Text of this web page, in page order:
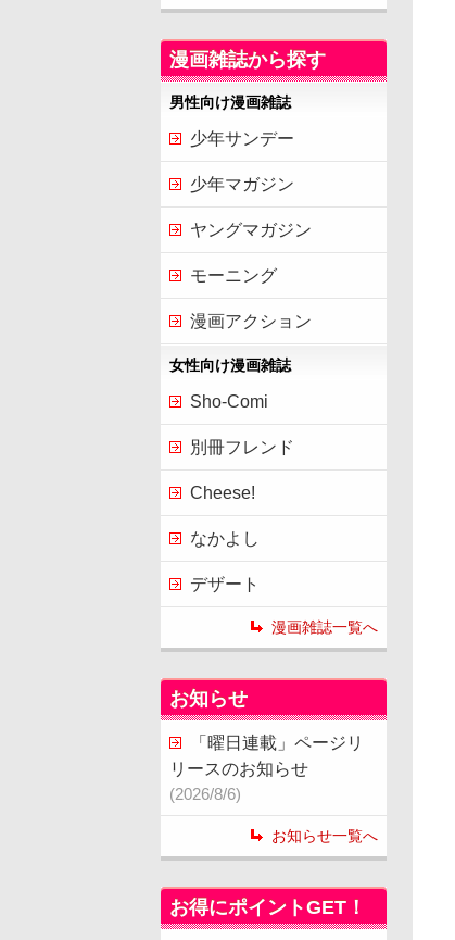
漫画雑誌から探す
男性向け漫画雑誌
少年サンデー
少年マガジン
ヤングマガジン
モーニング
漫画アクション
女性向け漫画雑誌
Sho-Comi
別冊フレンド
Cheese!
なかよし
デザート
漫画雑誌一覧へ
お知らせ
「曜日連載」ページリ
リースのお知らせ
(2026/8/6)
お知らせ一覧へ
お得にポイントGET！